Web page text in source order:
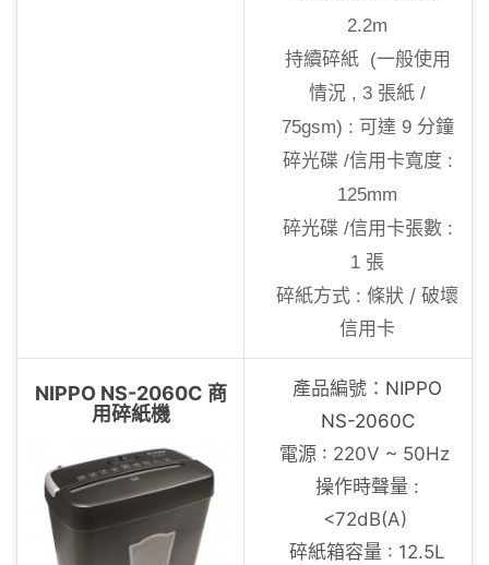
2.2m
持續碎紙 (一般使用
情況 , 3 張紙 /
75gsm) : 可達 9 分鐘
碎光碟 /信用卡寬度 :
125mm
碎光碟 /信用卡張數 :
1 張
碎紙方式 : 條狀 / 破壞
信用卡
NIPPO NS-2060C 商
用碎紙機
產品編號： NIPPO
NS-2060C
電源 : 220V ~ 50Hz
操作時聲量 :
<72dB(A)
碎紙箱容量 : 12.5L